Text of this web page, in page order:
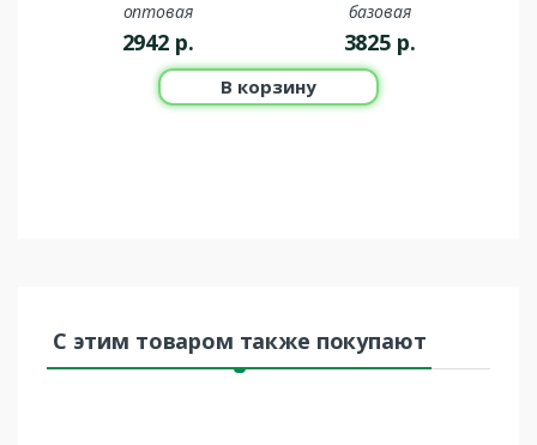
оптовая
2942 р.
базовая
3825 р.
В корзину
С этим товаром также покупают